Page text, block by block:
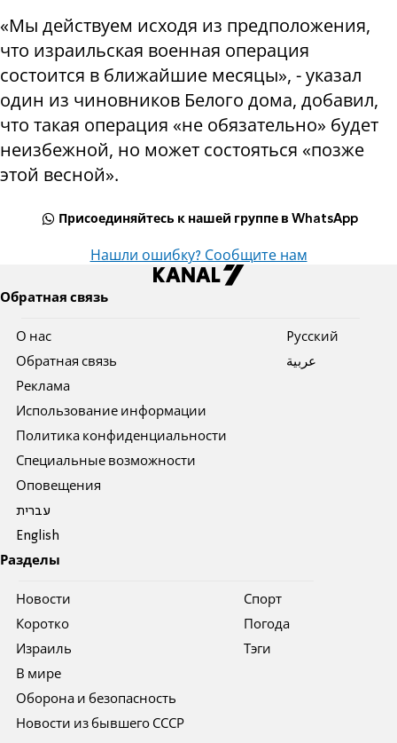
«Мы действуем исходя из предположения,
что израильская военная операция
состоится в ближайшие месяцы», - указал
один из чиновников Белого дома, добавил,
что такая операция «не обязательно» будет
неизбежной, но может состояться «позже
этой весной».
Присоединяйтесь к нашей группе в WhatsApp
Нашли ошибку? Сообщите нам
Обратная связь
О нас
Обратная связь
Реклама
Использование информации
Политика конфиденциальности
Специальные возможности
Оповещения
עברית
English
Pусский
عربية
Разделы
Новости
Коротко
Израиль
В мире
Оборона и безопасность
Новости из бывшего СССР
Спорт
Погода
Тэги